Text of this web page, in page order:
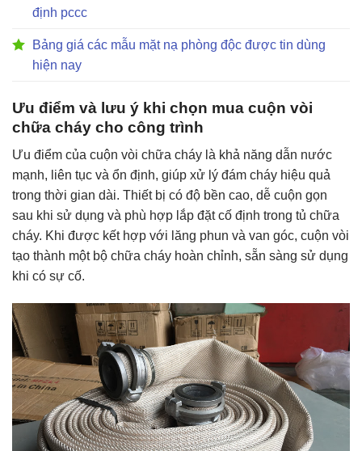
định pccc
Bảng giá các mẫu mặt nạ phòng độc được tin dùng
hiện nay
Ưu điểm và lưu ý khi chọn mua cuộn vòi
chữa cháy cho công trình
Ưu điểm của cuộn vòi chữa cháy là khả năng dẫn nước
mạnh, liên tục và ổn định, giúp xử lý đám cháy hiệu quả
trong thời gian dài. Thiết bị có độ bền cao, dễ cuộn gọn
sau khi sử dụng và phù hợp lắp đặt cố định trong tủ chữa
cháy. Khi được kết hợp với lăng phun và van góc, cuộn vòi
tạo thành một bộ chữa cháy hoàn chỉnh, sẵn sàng sử dụng
khi có sự cố.